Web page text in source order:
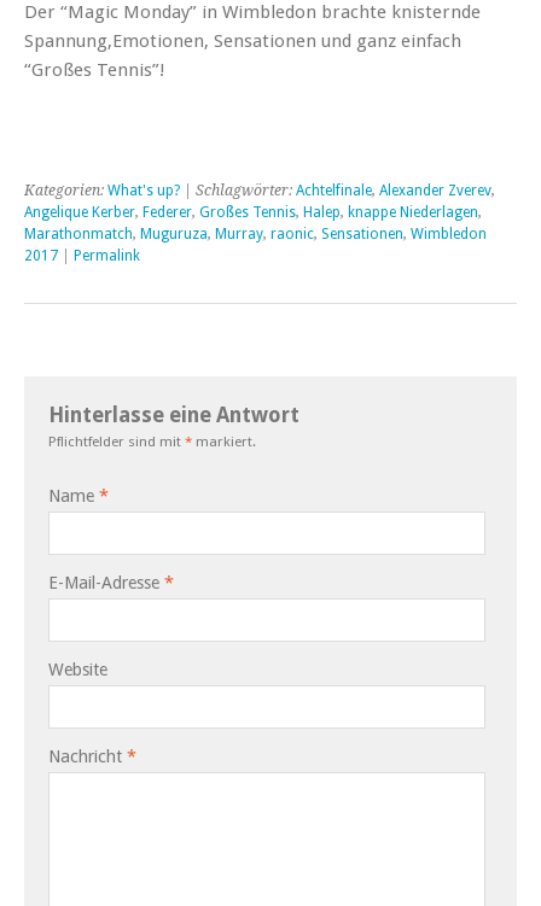
Der “Magic Monday” in Wimbledon brachte knisternde
Spannung,Emotionen, Sensationen und ganz einfach
“Großes Tennis”!
Kategorien: What's up? | Schlagwörter: Achtelfinale, Alexander Zverev,
Angelique Kerber, Federer, Großes Tennis, Halep, knappe Niederlagen,
Marathonmatch, Muguruza, Murray, raonic, Sensationen, Wimbledon
2017
Permalink
Hinterlasse eine Antwort
Pflichtfelder sind mit * markiert.
Name *
E-Mail-Adresse *
Website
Nachricht *